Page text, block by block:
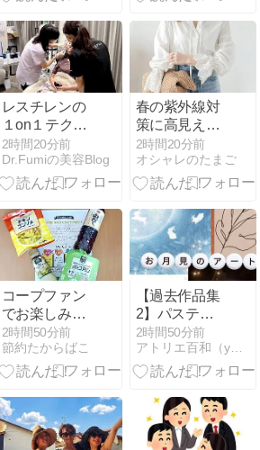
ート」3品を
実食リポ
メントの境界
レスチレンの
１on１テクニ
ックシェアで
した。
2時間20分前
Dr.Fumiの美容Blog
春の紫外線対
策に高見えレ
ースチュニッ
ク【lstp212-
354】
2時間20分前
オシャレのたまご
コープファン
でお楽しみ
BOX当選！
2時間50分前
節約たからばこ
【過去作品集
2】パステル
アート お月見
2時間50分前
アトリエ百和（yuwa) ゆるゆるアート